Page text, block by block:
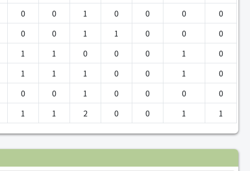
0 0 1 0 0 0
0
0 0 1 1 0 0
0
1 1 0 0 0 1
0
1 1 1 0 0 1
0
0 0 1 0 0 0
0
1 1 2 0 0 1 1